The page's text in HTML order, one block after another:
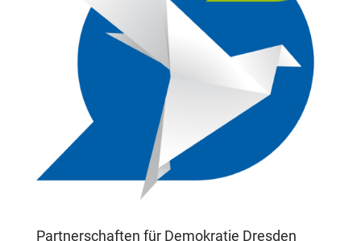
Partnerschaften für Demokratie Dresden